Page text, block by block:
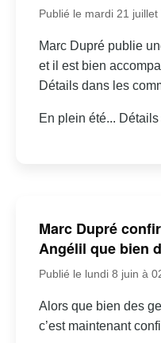
Publié le mardi 21 juillet
Marc Dupré publie
et il est bien
Détails dans les
En plein été...
Marc Dupré
Angélil que bien
Publié le lundi 8 juin à
Alors que bien des
c’est maintenant